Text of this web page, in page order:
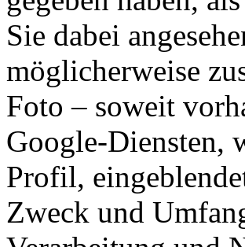
Sie dabei
möglicherweise
Foto – soweit
Google-Diensten,
Profil,
Zweck und